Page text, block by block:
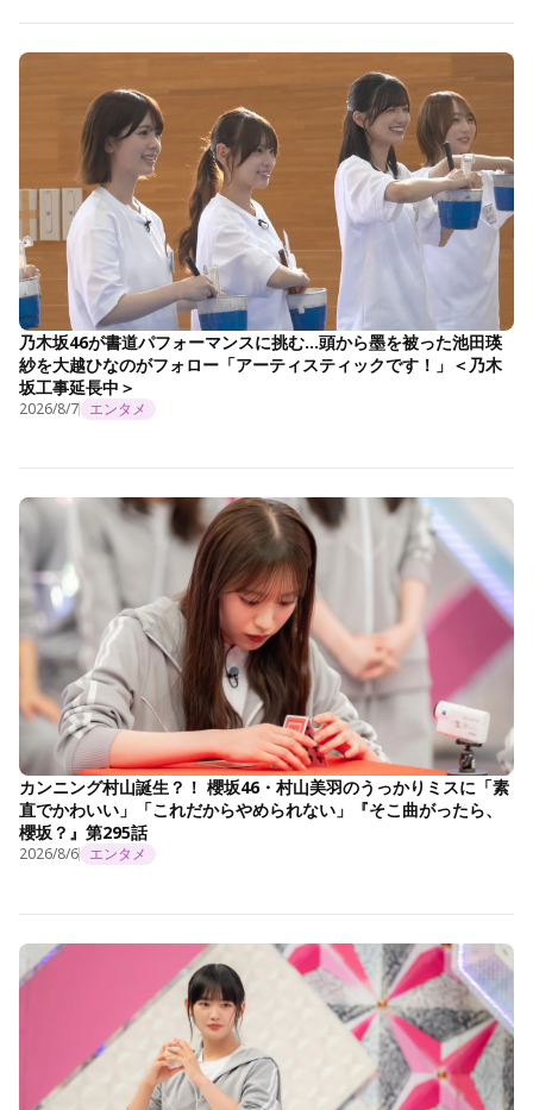
乃木坂46が書道パフォーマンスに挑む…頭から墨を被った池田瑛
紗を大越ひなのがフォロー「アーティスティックです！」＜乃木
坂工事延長中＞
2026/8/7 エンタメ
カンニング村山誕生？！ 櫻坂46・村山美羽のうっかりミスに「素
直でかわいい」「これだからやめられない」『そこ曲がったら、
櫻坂？』第295話
2026/8/6 エンタメ